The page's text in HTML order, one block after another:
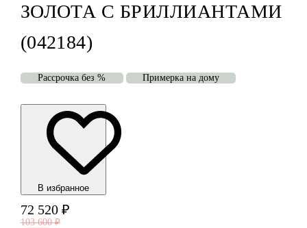
ЗОЛОТА С БРИЛЛИАНТАМИ
(042184)
Рассрочка без % Примерка на дому
В избранноe
72 520 ₽
103 600 ₽